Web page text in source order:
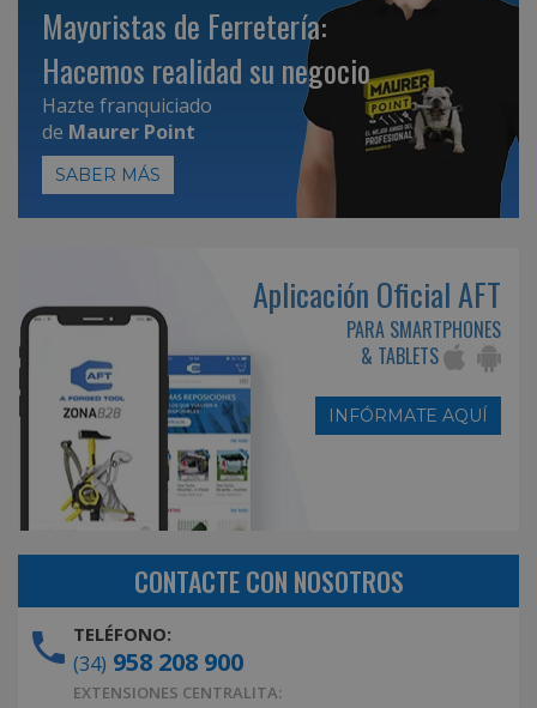
Mayoristas de Ferretería:
Hacemos realidad su negocio
Hazte franquiciado
de Maurer Point
SABER MÁS
Aplicación Oficial AFT
PARA SMARTPHONES
& TABLETS
INFÓRMATE AQUÍ
CONTACTE CON NOSOTROS
TELÉFONO:
(34) 958 208 900
EXTENSIONES CENTRALITA: